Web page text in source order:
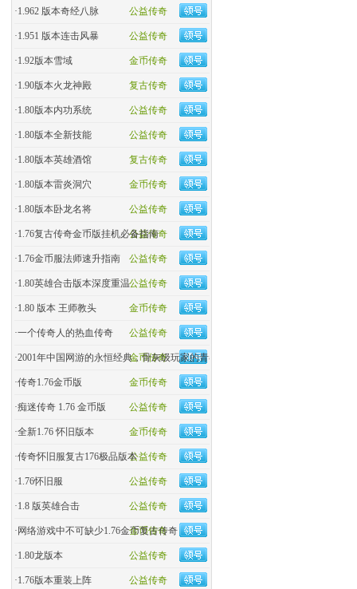
公益传奇
·1.962 版本奇经八脉
公益传奇
·1.951 版本连击风暴
金币传奇
·1.92版本雪域
复古传奇
·1.90版本火龙神殿
公益传奇
·1.80版本内功系统
公益传奇
·1.80版本全新技能
复古传奇
·1.80版本英雄酒馆
金币传奇
·1.80版本雷炎洞穴
公益传奇
·1.80版本卧龙名将
公益传奇
·1.76复古传奇金币版挂机必备指南
公益传奇
·1.76金币服法师速升指南
公益传奇
·1.80英雄合击版本深度重温
金币传奇
·1.80 版本 王师教头
公益传奇
·一个传奇人的热血传奇
金币传奇
·2001年中国网游的永恒经典，骨灰级玩家的青春回忆杀！
金币传奇
·传奇1.76金币版
公益传奇
·痴迷传奇 1.76 金币版
金币传奇
·全新1.76 怀旧版本
公益传奇
·传奇怀旧服复古176极品版本
公益传奇
·1.76怀旧服
公益传奇
·1.8 版英雄合击
金币传奇
· 网络游戏中不可缺少1.76金币复古传奇
公益传奇
·1.80龙版本
公益传奇
·1.76版本重装上阵